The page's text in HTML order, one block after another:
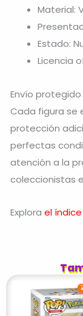
Material:
Estado:
Licencia
Envío protegido
Cada figura se
protección
perfectas
atención a la
coleccionistas
Explora el